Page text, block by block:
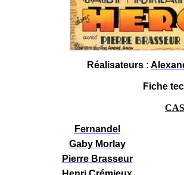
Réalisateurs :
Fiche
Fernandel
Gaby Morlay
Pierre Brasseur